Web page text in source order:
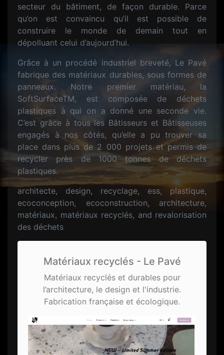
secteur du bâtiment, de façon durable. Parce
qu’on est convaincu qu’il est possible de
construire le monde de demain tout en
dépolluant celui d’aujourd’hui.
Grâce à un procédé industriel breveté, Le Pavé
fabrique des matériaux durables, sous formes de
panneaux. Notre premier matériau, la
SoftSurfaceTM, est composée de déchets
plastiques à qui on a donné une seconde vie.
C’est grâce à tous les Bâtisseurs et Bâtisseuses
engagés à nos côtés, qu’elle a pu trouver sa
place dans plus de 2 000 projets et permis de
recycler près de 1000 tonnes de déchets
plastiques.
architecte, design, recyclage, ess, plastique,
ecoconception, ecoconstruction, architecture,
matériaux, matériaux recyclés, and revalorisation
des déchets
Matériaux recyclés - Le Pavé
Matériaux recyclés et durables pour
l’architecture, le design et l'industrie.
Fabrication française et écologique.